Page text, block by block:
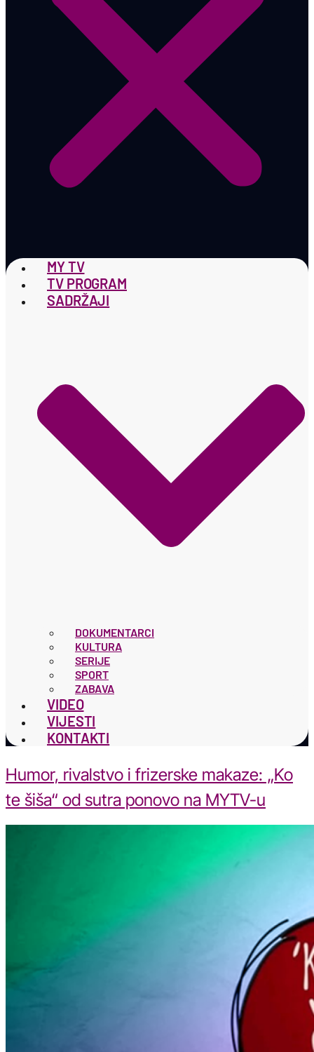
MY TV
TV PROGRAM
SADRŽAJI
DOKUMENTARCI
KULTURA
SERIJE
SPORT
ZABAVA
VIDEO
VIJESTI
KONTAKTI
Humor, rivalstvo i frizerske makaze: „Ko
te šiša“ od sutra ponovo na MYTV-u